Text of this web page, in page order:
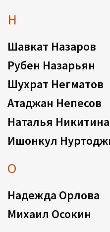
Н
Шавкат Назаров
Рубен Назарьян
Шухрат Негматов
Атаджан Непесов
Наталья Никитина
Ишонкул
О
Надежда Орлова
Михаил Осокин